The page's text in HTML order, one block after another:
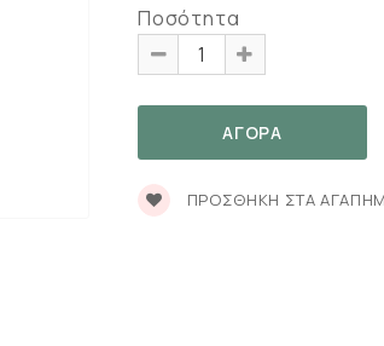
Ποσότητα
ΠΡΟΣΘΉΚΗ ΣΤΑ